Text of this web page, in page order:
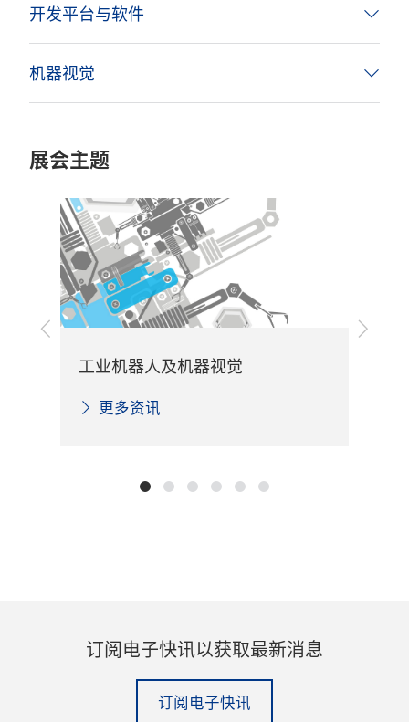
开发平台与软件
机器视觉
展会主题
上
下
工业机器人及机器视觉
更多资讯
订阅电子快讯以获取最新消息
订阅电子快讯